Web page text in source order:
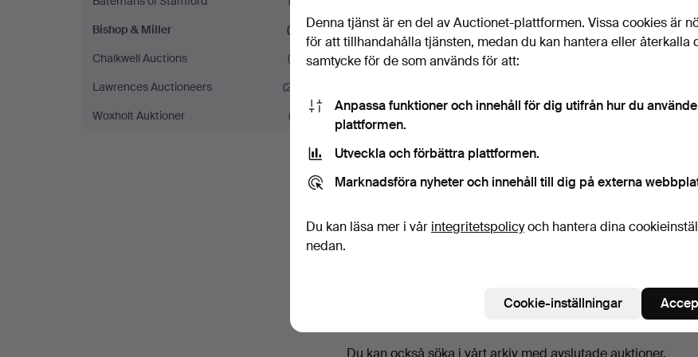
&
Miller
Bishop & Miller
(2)
Chalkwell Auctions
(4)
Lawrences Auctioneers
(27)
Woxholt Auktioner
(2)
auktioner
WHISKY ARTHUR BELL &
1968 VINTAGE PORT,
Du kan också söka ivårt arkiv med avslutade auktioner.
Denna tjänst är en del av Auctionet-plattformen. Vissa cookies är
för att tillhandahålla tjänsten, medan du kan hantera eller återkalla
samtycke för de som används för att:
Anpassa funktioner och innehåll för dig utifrån hur du
plattformen.
Utveckla och förbättra plattformen.
Marknadsföra nyheter och innehåll till dig på externa
Du kan läsa mer i vår integritetspolicyoch hantera dina
nedan.
Cookie-inställningar